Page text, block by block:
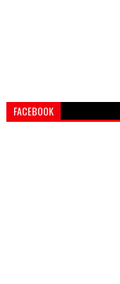
FACEBOOK